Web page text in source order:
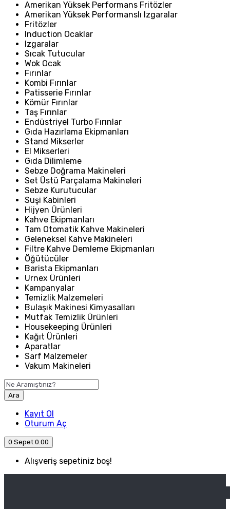
Amerikan Yüksek Performans Fritözler
Amerikan Yüksek Performanslı Izgaralar
Fritözler
Induction Ocaklar
Izgaralar
Sıcak Tutucular
Wok Ocak
Fırınlar
Kombi Fırınlar
Patisserie Fırınlar
Kömür Fırınlar
Taş Fırınlar
Endüstriyel Turbo Fırınlar
Gıda Hazırlama Ekipmanları
Stand Mikserler
El Mikserleri
Gıda Dilimleme
Sebze Doğrama Makineleri
Set Üstü Parçalama Makineleri
Sebze Kurutucular
Suşi Kabinleri
Hijyen Ürünleri
Kahve Ekipmanları
Tam Otomatik Kahve Makineleri
Geleneksel Kahve Makineleri
Filtre Kahve Demleme Ekipmanları
Öğütücüler
Barista Ekipmanları
Urnex Ürünleri
Kampanyalar
Temizlik Malzemeleri
Bulaşık Makinesi Kimyasalları
Mutfak Temizlik Ürünleri
Housekeeping Ürünleri
Kağıt Ürünleri
Aparatlar
Sarf Malzemeler
Vakum Makineleri
Ara
Kayıt Ol
Oturum Aç
0 Sepet 0.00
Alışveriş sepetiniz boş!